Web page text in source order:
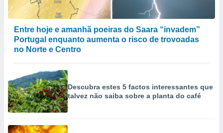
Entre hoje e amanhã poeiras do Saara “invadem”
Portugal enquanto aumenta o risco de trovoadas
no Norte e Centro
Descubra estes 5 factos interessantes que
talvez não saiba sobre a planta do café